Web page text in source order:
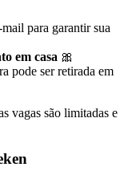
para garantir sua
em casa 🎀
pode ser retirada em
vagas são limitadas e